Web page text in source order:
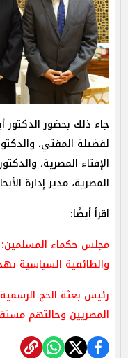
جاء ذلك بحضور الدكتور
لفضيلة المفتي،
الإفتاء المصرية،
المصرية، مدير إدارة
اقرأ أيضًا:
مجلس حكماء المسلمين:
والطائفية السياسية
رئيس بعثة الحج
المصريين وحالتهم